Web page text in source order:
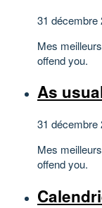
31 décembre
Mes
offend you.
As
31 décembre
Mes
offend you.